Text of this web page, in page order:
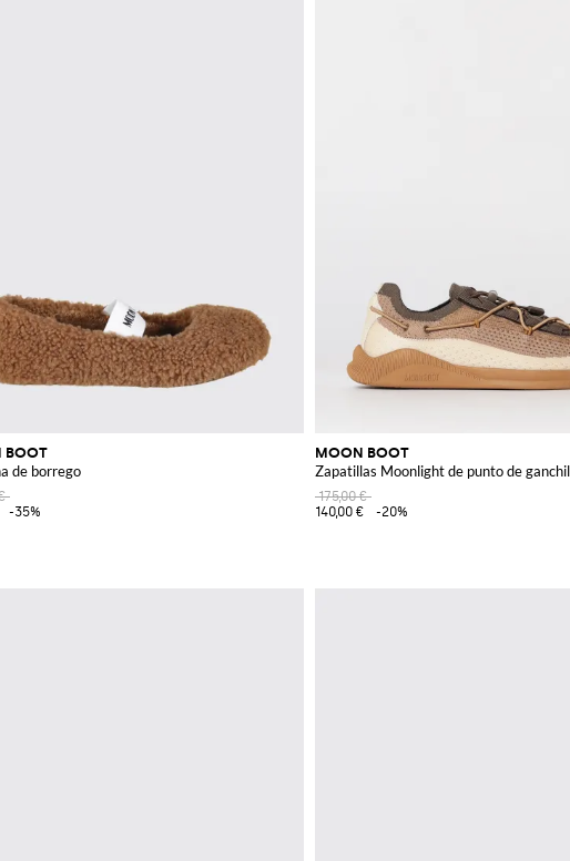
BOOT
de borrego
-35%
MOON BOOT
Zapatillas Moonlight de punto de
175,00 €
140,00 €
-20%